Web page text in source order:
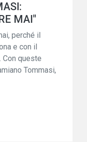
MAI"
perché il
e con il
queste
Tommasi,